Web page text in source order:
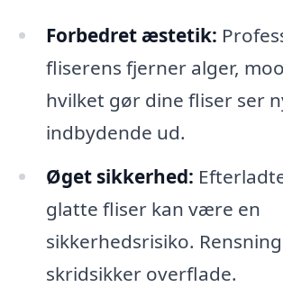
Forbedret æstetik:
fliserens fjerner alger,
hvilket gør dine fliser ser
indbydende ud.
Øget sikkerhed:
glatte fliser kan være en
sikkerhedsrisiko.
skridsikker overflade.